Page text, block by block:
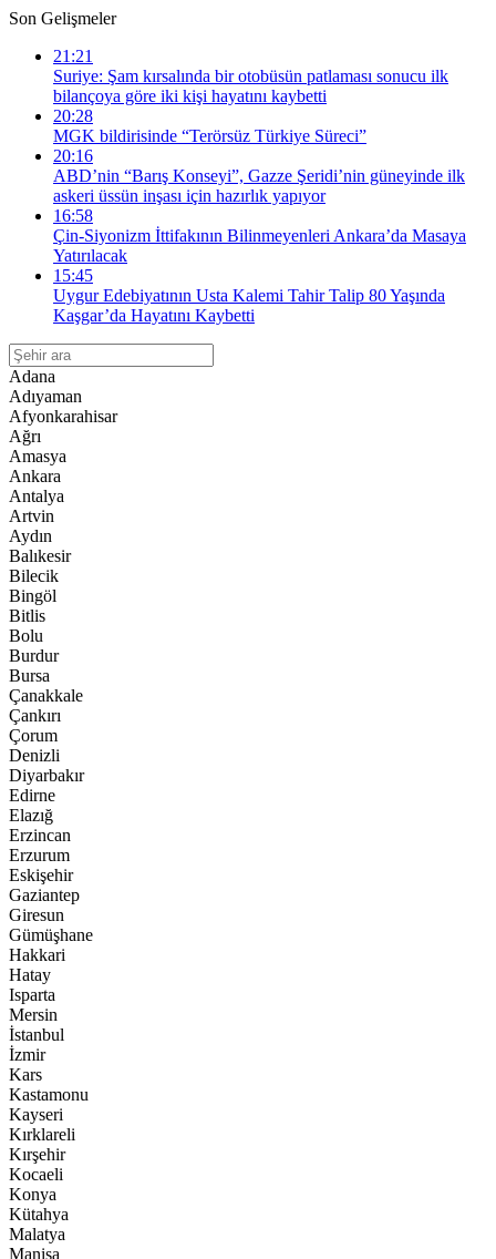
Son Gelişmeler
21:21
Suriye: Şam kırsalında bir otobüsün patlaması sonucu ilk
bilançoya göre iki kişi hayatını kaybetti
20:28
MGK bildirisinde “Terörsüz Türkiye Süreci”
20:16
ABD’nin “Barış Konseyi”, Gazze Şeridi’nin güneyinde ilk
askeri üssün inşası için hazırlık yapıyor
16:58
Çin-Siyonizm İttifakının Bilinmeyenleri Ankara’da Masaya
Yatırılacak
15:45
Uygur Edebiyatının Usta Kalemi Tahir Talip 80 Yaşında
Kaşgar’da Hayatını Kaybetti
Adana
Adıyaman
Afyonkarahisar
Ağrı
Amasya
Ankara
Antalya
Artvin
Aydın
Balıkesir
Bilecik
Bingöl
Bitlis
Bolu
Burdur
Bursa
Çanakkale
Çankırı
Çorum
Denizli
Diyarbakır
Edirne
Elazığ
Erzincan
Erzurum
Eskişehir
Gaziantep
Giresun
Gümüşhane
Hakkari
Hatay
Isparta
Mersin
İstanbul
İzmir
Kars
Kastamonu
Kayseri
Kırklareli
Kırşehir
Kocaeli
Konya
Kütahya
Malatya
Manisa